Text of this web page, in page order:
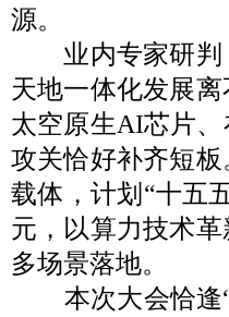
源。
业内专家研判
天地一体化发展
太空原生AI芯片
攻关恰好补齐短
载体，计划“十五
元，以算力技术
多场景落地。
本次大会恰逢“